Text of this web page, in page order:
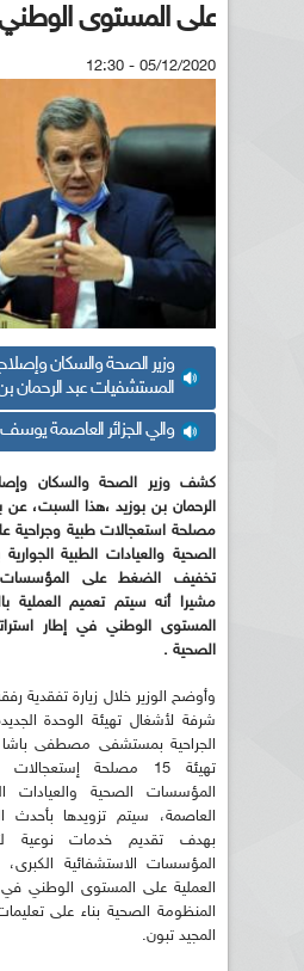
على المستوى
05/12/2020 - 12:30
وزير الصحة والسكان
المستشفيات عبد الرحمان
والي الجزائر العاصمة
كشف وزير الصحة والسكان
مصلحة استعجالات طبية
الصحية والعيادات الطبية
تخفيف الضغط على المؤسسات
مشيرا أنه سيتم تعميم العملية
المستوى الوطني في إطار
الصحية .
وأوضح الوزير خلال زيارة تفقدية
شرفة لأشغال تهيئة الوحدة
الجراحية بمستشفى مصطفى باشا
تهيئة 15 مصلحة
المؤسسات الصحية والعيادات
العاصمة، سيتم تزويدها بأحدث
بهدف تقديم خدمات نوعية
المؤسسات الاستشفائية
العملية على المستوى الوطني في
المنظومة الصحية بناء على
المجيد تبون.